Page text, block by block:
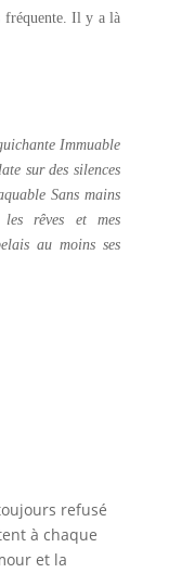
fréquente. Il y a là
Immuable
sur des silences
Sans mains
les rêves et mes
au moins ses
refusé
à chaque
et la